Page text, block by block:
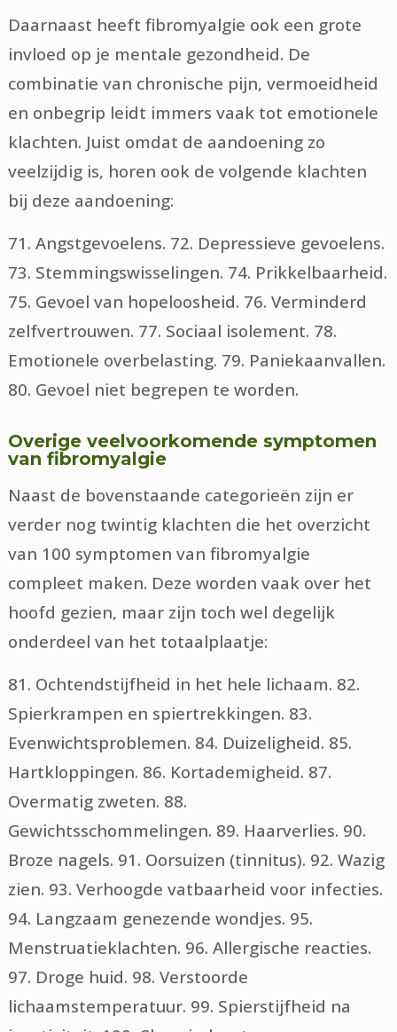
Daarnaast heeft fibromyalgie ook een grote
invloed op je mentale gezondheid. De
combinatie van chronische pijn, vermoeidheid
en onbegrip leidt immers vaak tot emotionele
klachten. Juist omdat de aandoening zo
veelzijdig is, horen ook de volgende klachten
bij deze aandoening:
71. Angstgevoelens. 72. Depressieve gevoelens.
73. Stemmingswisselingen. 74. Prikkelbaarheid.
75. Gevoel van hopeloosheid. 76. Verminderd
zelfvertrouwen. 77. Sociaal isolement. 78.
Emotionele overbelasting. 79. Paniekaanvallen.
80. Gevoel niet begrepen te worden.
Overige veelvoorkomende symptomen
van fibromyalgie
Naast de bovenstaande categorieën zijn er
verder nog twintig klachten die het overzicht
van 100 symptomen van fibromyalgie
compleet maken. Deze worden vaak over het
hoofd gezien, maar zijn toch wel degelijk
onderdeel van het totaalplaatje:
81. Ochtendstijfheid in het hele lichaam. 82.
Spierkrampen en spiertrekkingen. 83.
Evenwichtsproblemen. 84. Duizeligheid. 85.
Hartkloppingen. 86. Kortademigheid. 87.
Overmatig zweten. 88.
Gewichtsschommelingen. 89. Haarverlies. 90.
Broze nagels. 91. Oorsuizen (tinnitus). 92. Wazig
zien. 93. Verhoogde vatbaarheid voor infecties.
94. Langzaam genezende wondjes. 95.
Menstruatieklachten. 96. Allergische reacties.
97. Droge huid. 98. Verstoorde
lichaamstemperatuur. 99. Spierstijfheid na